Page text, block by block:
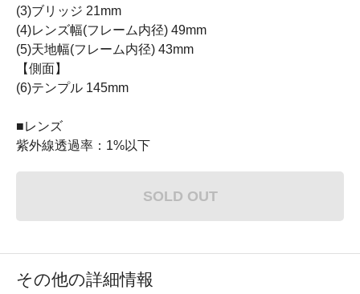
(3)ブリッジ 21mm
(4)レンズ幅(フレーム内径) 49mm
(5)天地幅(フレーム内径) 43mm
【側面】
(6)テンプル 145mm
■レンズ
紫外線透過率：1%以下
SOLD OUT
その他の詳細情報